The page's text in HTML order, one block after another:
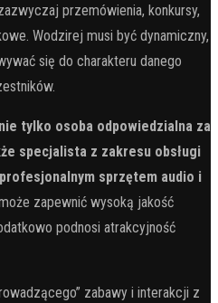
przemówienia, konkursy,
Wodzirej musi być dynamiczny,
się do charakteru danego
tylko osoba odpowiedzialna za
specjalista z zakresu obsługi
sprzętem audio i
zapewnić wysoką jakość
podnosi atrakcyjność
zabawy i interakcji z